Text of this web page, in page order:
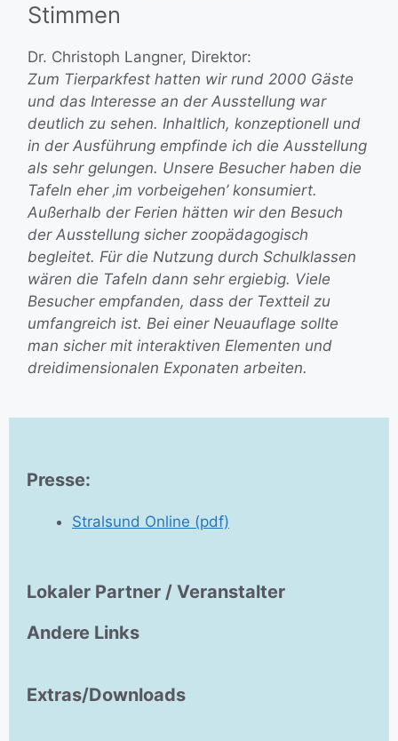
Stimmen
Dr. Christoph Langner, Direktor:
Zum Tierparkfest hatten wir rund 2000 Gäste
und das Interesse an der Ausstellung war
deutlich zu sehen. Inhaltlich, konzeptionell und
in der Ausführung empfinde ich die Ausstellung
als sehr gelungen. Unsere Besucher haben die
Tafeln eher ‚im vorbeigehen’ konsumiert.
Außerhalb der Ferien hätten wir den Besuch
der Ausstellung sicher zoopädagogisch
begleitet. Für die Nutzung durch Schulklassen
wären die Tafeln dann sehr ergiebig. Viele
Besucher empfanden, dass der Textteil zu
umfangreich ist. Bei einer Neuauflage sollte
man sicher mit interaktiven Elementen und
dreidimensionalen Exponaten arbeiten.
Presse:
Stralsund Online (pdf)
Lokaler Partner / Veranstalter
Andere Links
Extras/Downloads